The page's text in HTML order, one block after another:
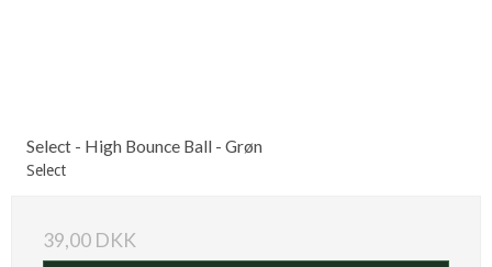
Select - High Bounce Ball - Grøn
Select
39,00 DKK